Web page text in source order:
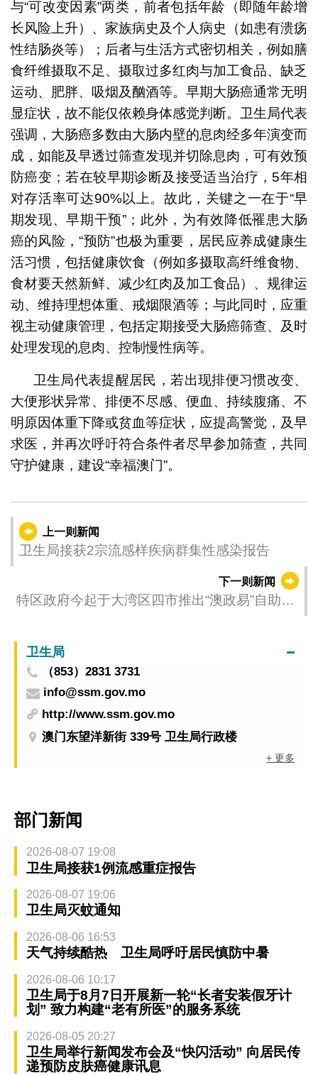
与“可改变因素”两类，前者包括年龄（即随年龄增
长风险上升）、家族病史及个人病史（如患有溃疡
性结肠炎等）；后者与生活方式密切相关，例如膳
食纤维摄取不足、摄取过多红肉与加工食品、缺乏
运动、肥胖、吸烟及酗酒等。早期大肠癌通常无明
显症状，故不能仅依赖身体感觉判断。卫生局代表
强调，大肠癌多数由大肠内壁的息肉经多年演变而
成，如能及早透过筛查发现并切除息肉，可有效预
防癌变；若在较早期诊断及接受适当治疗，5年相
对存活率可达90%以上。故此，关键之一在于“早
期发现、早期干预”；此外，为有效降低罹患大肠
癌的风险，“预防”也极为重要，居民应养成健康生
活习惯，包括健康饮食（例如多摄取高纤维食物、
食材要天然新鲜、减少红肉及加工食品）、规律运
动、维持理想体重、戒烟限酒等；与此同时，应重
视主动健康管理，包括定期接受大肠癌筛查、及时
处理发现的息肉、控制慢性病等。
卫生局代表提醒居民，若出现排便习惯改变、
大便形状异常、排便不尽感、便血、持续腹痛、不
明原因体重下降或贫血等症状，应提高警觉，及早
求医，并再次呼吁符合条件者尽早参加筛查，共同
守护健康，建设“幸福澳门”。
上一则新闻
卫生局接获2宗流感样疾病群集性感染报告
下一则新闻
特区政府今起于大湾区四市推出“澳政易”自助服
卫生局
（853）2831 3731
info@ssm.gov.mo
http://www.ssm.gov.mo
澳门东望洋新街 339号 卫生局行政楼
+ 更多
部门新闻
2026-08-07 19:08
卫生局接获1例流感重症报告
2026-08-07 19:06
卫生局灭蚊通知
2026-08-06 16:53
天气持续酷热 卫生局呼吁居民慎防中暑
2026-08-06 10:17
卫生局于8月7日开展新一轮“长者安装假牙计
划” 致力构建“老有所医”的服务系统
2026-08-05 20:27
卫生局举行新闻发布会及“快闪活动” 向居民传
递预防皮肤癌健康讯息